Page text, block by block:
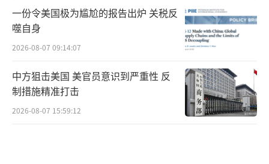
一份令美国极为尴尬的报告出炉 关税反
噬自身
2026-08-07 09:14:07
中方狙击美国 美官员意识到严重性 反
制措施精准打击
2026-08-07 15:59:12